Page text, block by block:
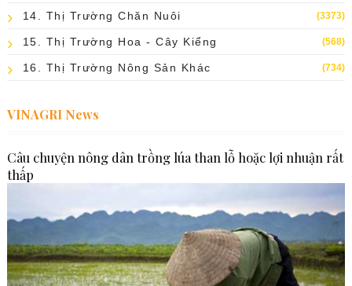
14. Thị Trường Chăn Nuôi (3373)
15. Thị Trường Hoa - Cây Kiểng (568)
16. Thị Trường Nông Sản Khác (734)
VINAGRI News
Câu chuyện nông dân trồng lúa than lỗ hoặc lợi nhuận rất
thấp